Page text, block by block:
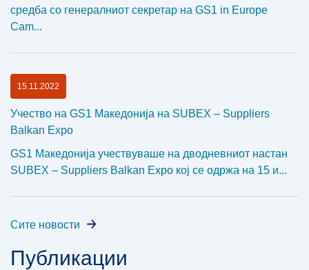
средба со генералниот секретар на GS1 in Europe
Cam...
15.11.2022
Учество на GS1 Македонија на SUBEX – Suppliers
Balkan Expo
GS1 Македонија учествуваше на дводневниот настан
SUBEX – Suppliers Balkan Expo кој се одржа на 15 и...
Сите новости
Публикации